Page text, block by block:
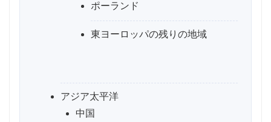
ポーランド
東ヨーロッパの残りの地域
アジア太平洋
中国